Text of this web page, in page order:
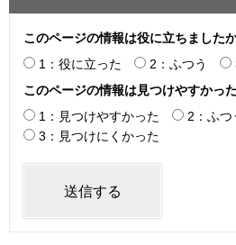
このページの情報は役に立ちました
1：役に立った
2：ふつう
このページの情報は見つけやすかっ
1：見つけやすかった
2：ふつ
3：見つけにくかった